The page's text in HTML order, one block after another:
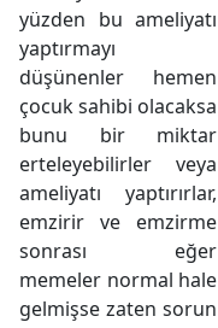
yüzden bu ameliyatı
yaptırmayı
düşünenler hemen
çocuk sahibi olacaksa
bunu bir miktar
erteleyebilirler veya
ameliyatı yaptırırlar,
emzirir ve emzirme
sonrası eğer
memeler normal hale
gelmişse zaten sorun